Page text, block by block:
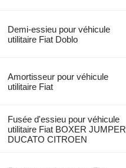
Demi-essieu pour véhicule
utilitaire Fiat Doblo
Amortisseur pour véhicule
utilitaire Fiat
Fusée d'essieu pour véhicule
utilitaire Fiat BOXER JUMPER
DUCATO CITROEN